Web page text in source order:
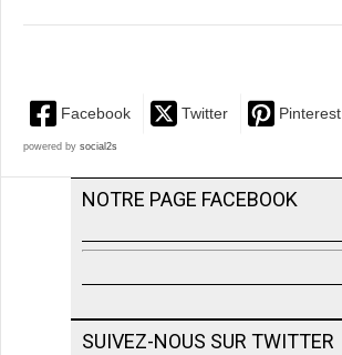
Facebook Twitter Pinterest
powered by social2s
NOTRE PAGE FACEBOOK
SUIVEZ-NOUS SUR TWITTER